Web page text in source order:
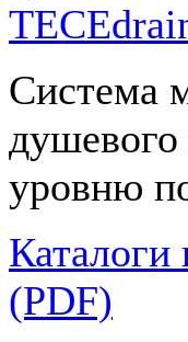
Система
уровню
(PDF)